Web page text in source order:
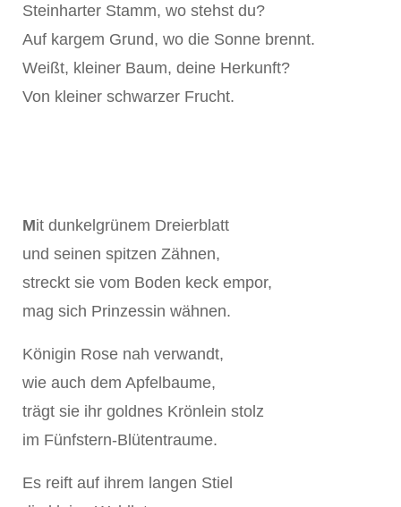
Steinharter Stamm, wo stehst du?
Auf kargem Grund, wo die Sonne brennt.
Weißt, kleiner Baum, deine Herkunft?
Von kleiner schwarzer Frucht.
Mit dunkelgrünem Dreierblatt
und seinen spitzen Zähnen,
streckt sie vom Boden keck empor,
mag sich Prinzessin wähnen.
Königin Rose nah verwandt,
wie auch dem Apfelbaume,
trägt sie ihr goldnes Krönlein stolz
im Fünfstern-Blütentraume.
Es reift auf ihrem langen Stiel